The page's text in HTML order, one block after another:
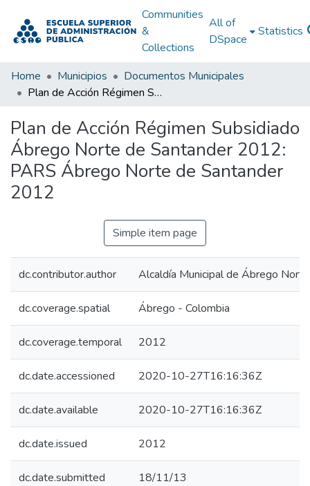
Communities
&
Collections
All of
DSpace
Statistics
Home Municipios
Documentos Municipales
Plan de Acción Régimen Subsidiado Ábrego Norte de Santander 2012: PARS Ábrego Norte de Santander 2012
Plan de Acción Régimen Subsidiado
Ábrego Norte de Santander 2012:
PARS Ábrego Norte de Santander
2012
Simple item page
dc.contributor.author Alcaldía Municipal de Ábrego
dc.coverage.spatial Ábrego - Colombia
dc.coverage.temporal 2012
dc.date.accessioned 2020-10-27T16:16:36Z
dc.date.available 2020-10-27T16:16:36Z
dc.date.issued 2012
dc.date.submitted 18/11/13